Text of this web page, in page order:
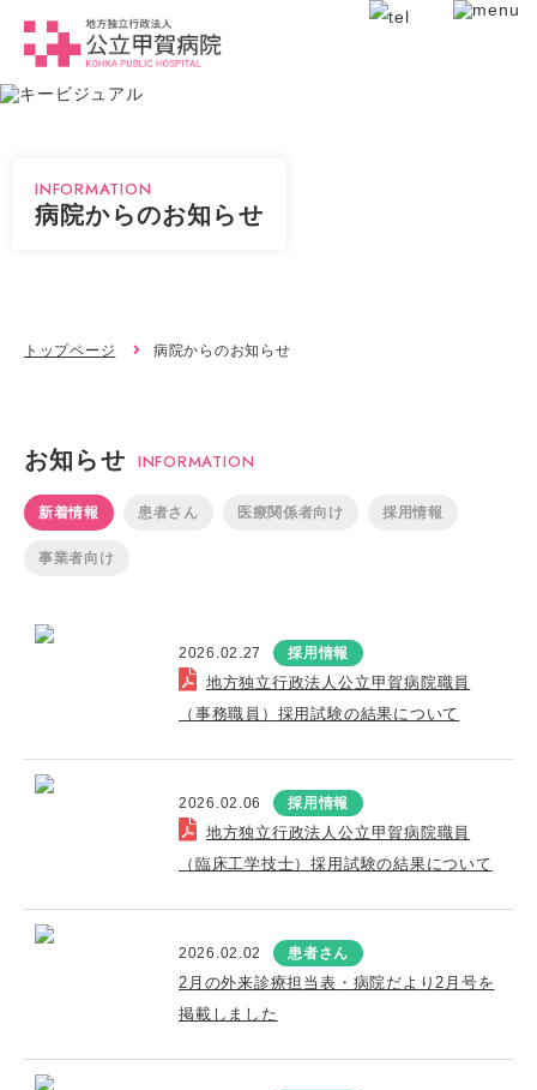
INFORMATION
病院からのお知らせ
トップページ 病院からのお知らせ
お知らせ INFORMATION
新着情報 患者さん 医療関係者向け 採用情報
事業者向け
2026.02.27 採用情報
地方独立行政法人公立甲賀病院職員
（事務職員）採用試験の結果について
2026.02.06 採用情報
地方独立行政法人公立甲賀病院職員
（臨床工学技士）採用試験の結果について
2026.02.02 患者さん
2月の外来診療担当表・病院だより2月号を
掲載しました